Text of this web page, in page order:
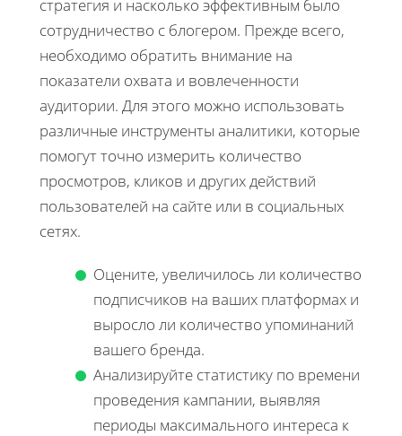
стратегия и насколько эффективным было
сотрудничество с блогером. Прежде всего,
необходимо обратить внимание на
показатели охвата и вовлеченности
аудитории. Для этого можно использовать
различные инструменты аналитики, которые
помогут точно измерить количество
просмотров, кликов и других действий
пользователей на сайте или в социальных
сетях.
Оцените, увеличилось ли количество
подписчиков на ваших платформах и
выросло ли количество упоминаний
вашего бренда.
Анализируйте статистику по времени
проведения кампании, выявляя
периоды максимального интереса к